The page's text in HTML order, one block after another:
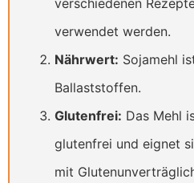
verschiedenen
verwendet werden.
Nährwert: Sojamehl
Ballaststoffen.
Glutenfrei: Das Mehl
glutenfrei und eignet
mit